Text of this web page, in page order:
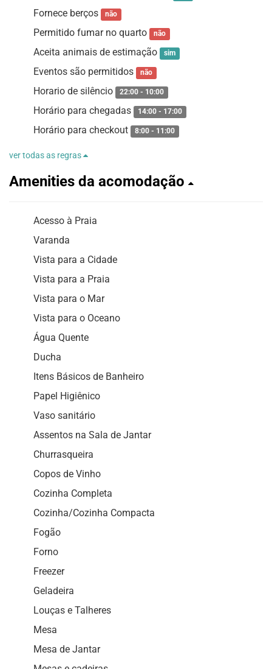
Fornece berços não
Permitido fumar no quarto não
Aceita animais de estimação sim
Eventos são permitidos não
Horario de silêncio 22:00 - 10:00
Horário para chegadas 14:00 - 17:00
Horário para checkout 8:00 - 11:00
ver todas as regras
Amenities da acomodação
Acesso à Praia
Varanda
Vista para a Cidade
Vista para a Praia
Vista para o Mar
Vista para o Oceano
Água Quente
Ducha
Itens Básicos de Banheiro
Papel Higiênico
Vaso sanitário
Assentos na Sala de Jantar
Churrasqueira
Copos de Vinho
Cozinha Completa
Cozinha/Cozinha Compacta
Fogão
Forno
Freezer
Geladeira
Louças e Talheres
Mesa
Mesa de Jantar